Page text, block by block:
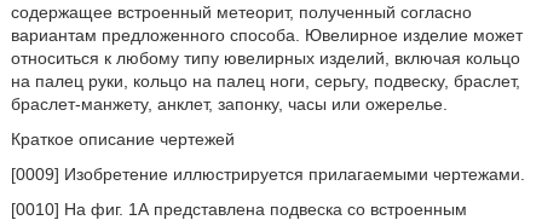
содержащее встроенный метеорит, полученный согласно
вариантам предложенного способа. Ювелирное изделие может
относиться к любому типу ювелирных изделий, включая кольцо
на палец руки, кольцо на палец ноги, серьгу, подвеску, браслет,
браслет-манжету, анклет, запонку, часы или ожерелье.
Краткое описание чертежей
[0009] Изобретение иллюстрируется прилагаемыми чертежами.
[0010] На фиг. 1А представлена подвеска со встроенным